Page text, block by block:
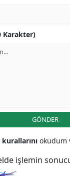
Karakter)
GÖNDER
okudum
işlemin